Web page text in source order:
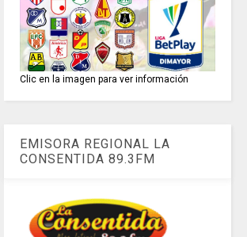
Clic en la imagen para ver información
EMISORA REGIONAL LA
CONSENTIDA 89.3FM